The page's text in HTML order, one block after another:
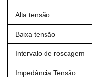
Alta tensão
Baixa tensão
Intervalo de roscagem
Impedância Tensão